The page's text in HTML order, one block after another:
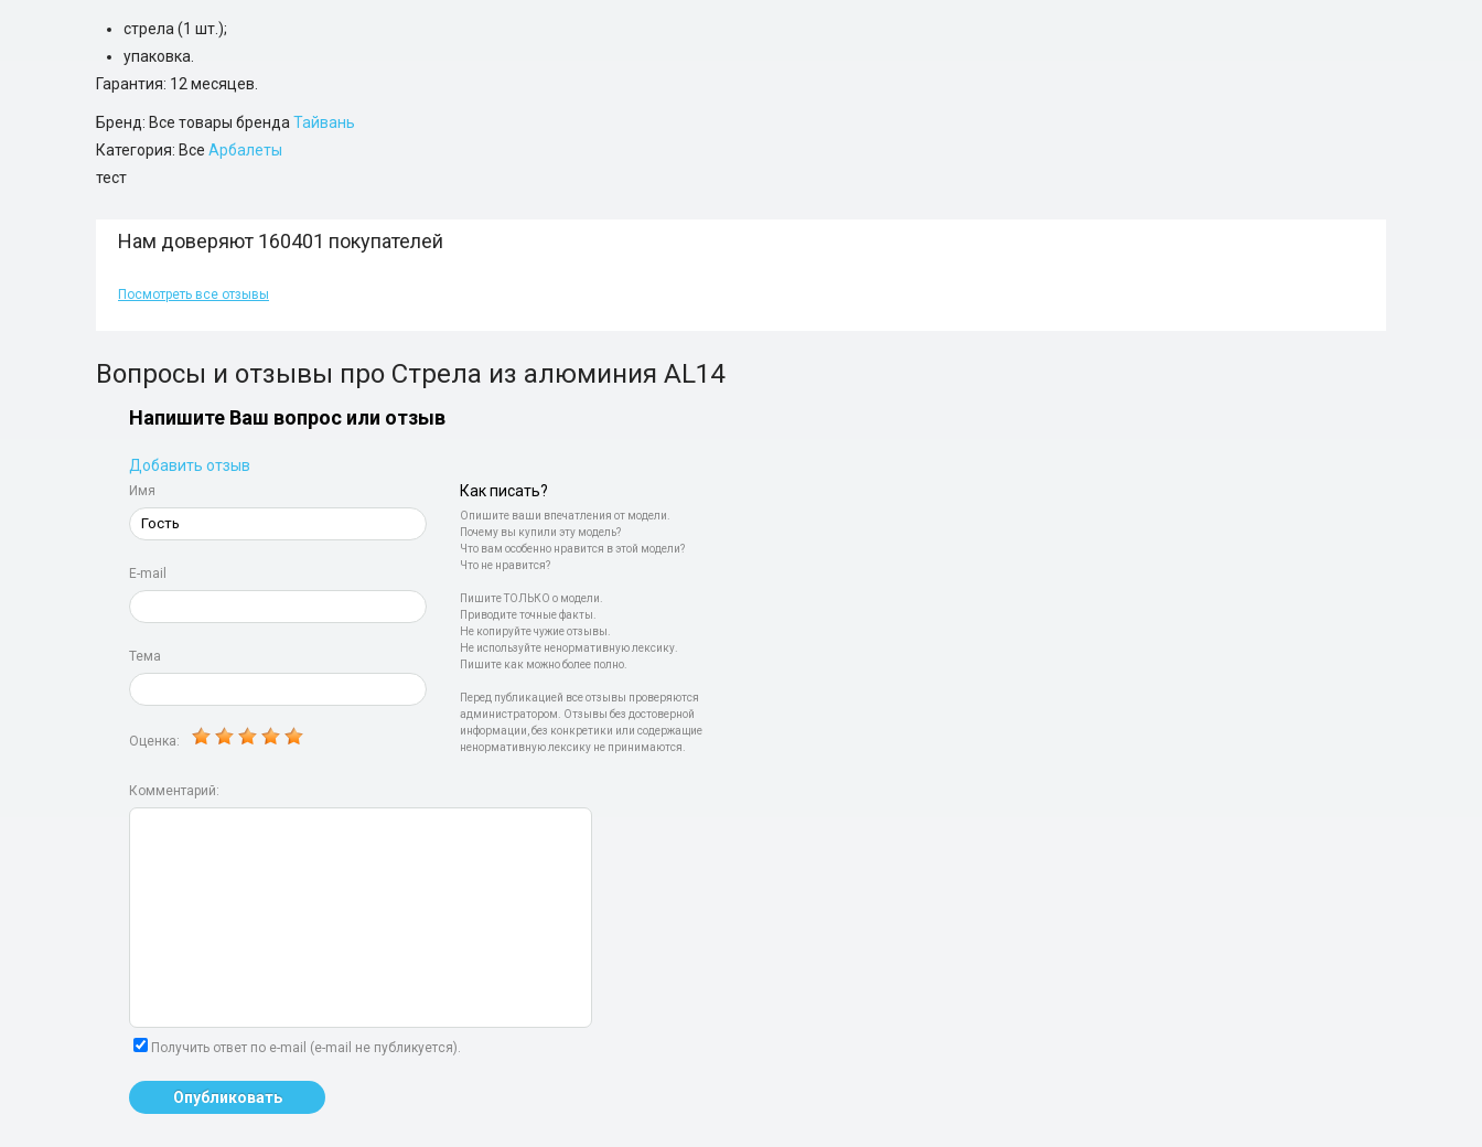
стрела (1 шт.);
упаковка.
Гарантия: 12 месяцев.
Бренд: Все товары бренда Тайвань
Категория: Все Арбалеты
тест
Нам доверяют 160401 покупателей
Посмотреть все отзывы
Вопросы и отзывы про Стрела из алюминия AL14
Напишите Ваш вопрос или отзыв
Добавить отзыв
Имя
E-mail
Тема
Оценка:
Как писать?
Опишите ваши впечатления от модели.
Почему вы купили эту модель?
Что вам особенно нравится в этой модели?
Что не нравится?
Пишите ТОЛЬКО о модели.
Приводите точные факты.
Не копируйте чужие отзывы.
Не используйте ненормативную лексику.
Пишите как можно более полно.
Перед публикацией все отзывы проверяются
администратором. Отзывы без достоверной
информации, без конкретики или содержащие
ненормативную лексику не принимаются.
Комментарий:
Получить ответ по e-mail (e-mail не публикуется).
Опубликовать